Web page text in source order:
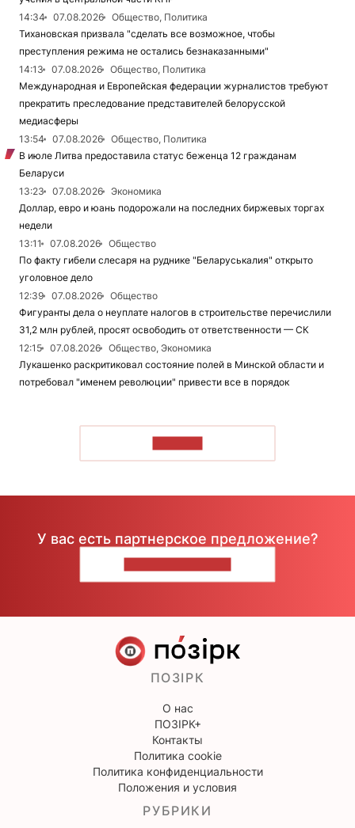
14:34
07.08.2026
Общество, Политика
Тихановская призвала "сделать все возможное, чтобы
преступления режима не остались безнаказанными"
14:13
07.08.2026
Общество, Политика
Международная и Европейская федерации журналистов требуют
прекратить преследование представителей белорусской
медиасферы
13:54
07.08.2026
Общество, Политика
В июле Литва предоставила статус беженца 12 гражданам
Беларуси
13:23
07.08.2026
Экономика
Доллар, евро и юань подорожали на последних биржевых торгах
недели
13:11
07.08.2026
Общество
По факту гибели слесаря на руднике "Беларуськалия" открыто
уголовное дело
12:39
07.08.2026
Общество
Фигуранты дела о неуплате налогов в строительстве перечислили
31,2 млн рублей, просят освободить от ответственности — СК
12:15
07.08.2026
Общество, Экономика
Лукашенко раскритиковал состояние полей в Минской области и
потребовал "именем революции" привести все в порядок
У вас есть партнерское предложение?
ПОЗІРК
О нас
ПОЗІРК+
Контакты
Политика cookie
Политика конфиденциальности
Положения и условия
РУБРИКИ